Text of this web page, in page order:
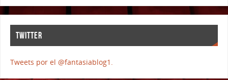
TWITTER
Tweets por el @fantasiablog1.